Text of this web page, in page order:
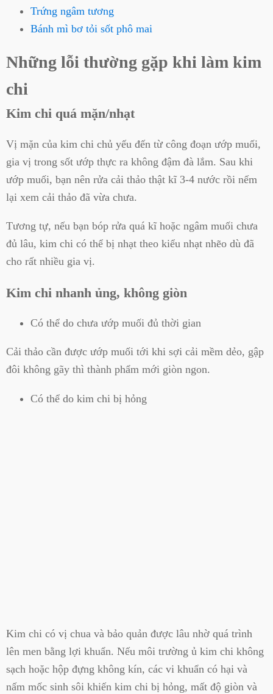
Trứng ngâm tương
Bánh mì bơ tỏi sốt phô mai
Những lỗi thường gặp khi làm kim
chi
Kim chi quá mặn/nhạt
Vị mặn của kim chi chủ yếu đến từ công đoạn ướp muối,
gia vị trong sốt ướp thực ra không đậm đà lắm. Sau khi
ướp muối, bạn nên rửa cải thảo thật kĩ 3-4 nước rồi nếm
lại xem cải thảo đã vừa chưa.
Tương tự, nếu bạn bóp rửa quá kĩ hoặc ngâm muối chưa
đủ lâu, kim chi có thể bị nhạt theo kiểu nhạt nhẽo dù đã
cho rất nhiều gia vị.
Kim chi nhanh ủng, không giòn
Có thể do chưa ướp muối đủ thời gian
Cải thảo cần được ướp muối tới khi sợi cải mềm dẻo, gập
đôi không gãy thì thành phẩm mới giòn ngon.
Có thể do kim chi bị hỏng
Kim chi có vị chua và bảo quản được lâu nhờ quá trình
lên men bằng lợi khuẩn. Nếu môi trường ủ kim chi không
sạch hoặc hộp đựng không kín, các vi khuẩn có hại và
nấm mốc sinh sôi khiến kim chi bị hỏng, mất độ giòn và